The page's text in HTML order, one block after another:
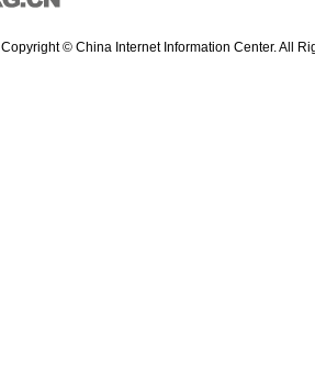
Copyright © China Internet Information Center. All